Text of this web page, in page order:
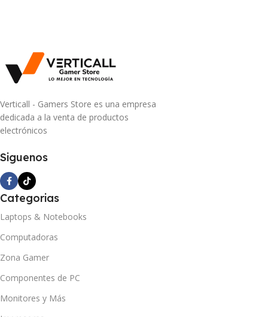
Verticall - Gamers Store es una empresa
dedicada a la venta de productos
electrónicos
Siguenos
Categorias
Laptops & Notebooks
Computadoras
Zona Gamer
Componentes de PC
Monitores y Más